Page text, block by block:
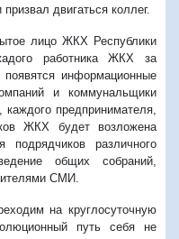
двигаться коллег.
лицо ЖКХ Республики
работника ЖКХ за
информационные
и коммунальщики
предпринимателя,
ЖКХ будет возложена
подрядчиков различного
общих собраний,
СМИ.
на круглосуточную
путь себя не